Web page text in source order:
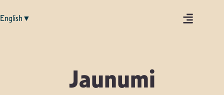
English▼
Jaunumi